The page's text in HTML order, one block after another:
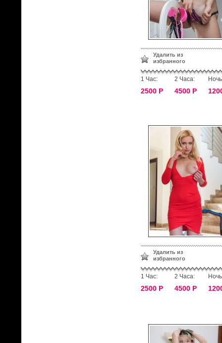
Удалить из
избранного
1 Час:
2500 Р
2 Часа:
4500 Р
Удалить из
избранного
1 Час:
2500 Р
2 Часа:
4500 Р